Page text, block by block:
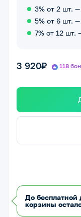
3% от 2 шт.
5% от 6 шт.
7% от 12 шт.
3 920₽ 118
До бесплатной
корзины